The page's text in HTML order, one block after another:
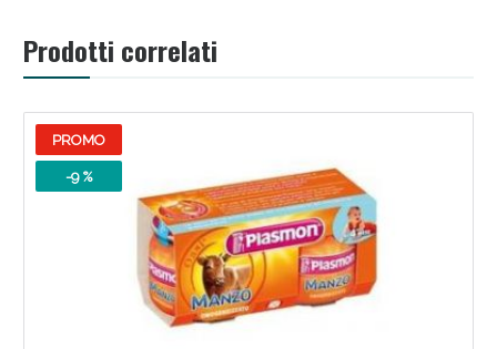
Prodotti correlati
PROMO
-9 % Scopri le offerte di Oggi